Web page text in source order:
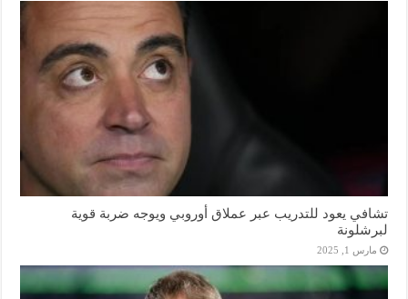
تشافي يعود للتدريب عبر عملاق أوروبي ويوجه ضربة قوية
لبرشلونة
مارس 1, 2025